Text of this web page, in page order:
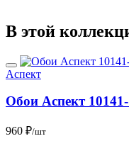
В этой
Аспект
Обои Аспект
960 ₽/шт